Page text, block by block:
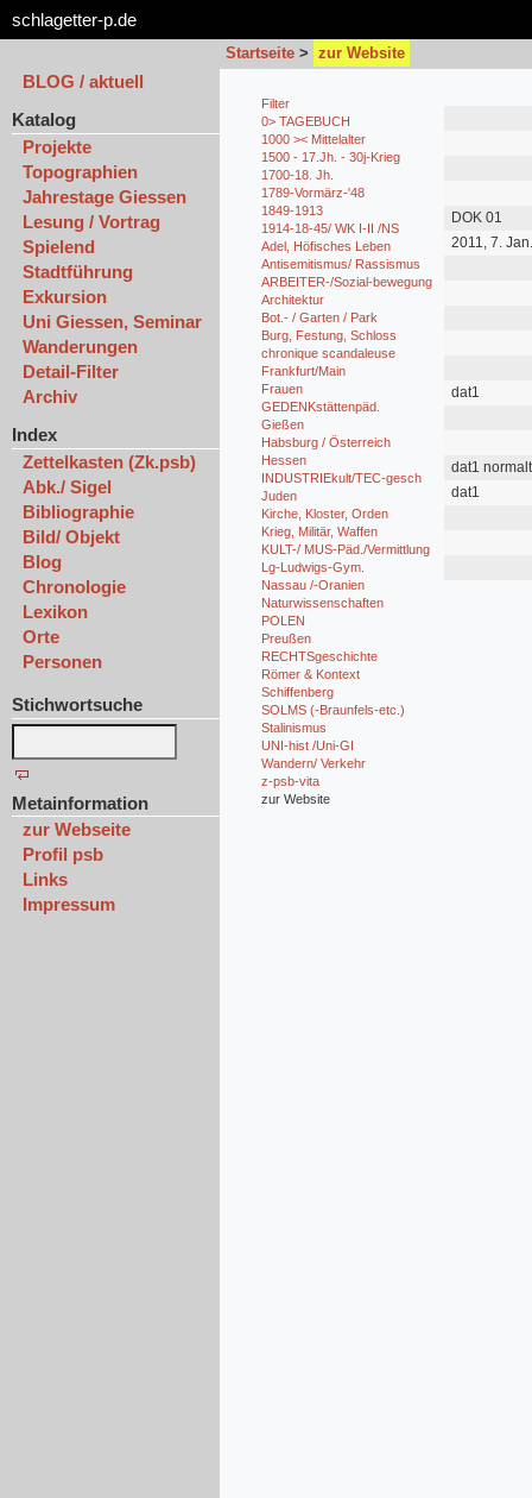
schlagetter-p.de
Startseite > zur Website
BLOG / aktuell
Katalog
Projekte
Topographien
Jahrestage Giessen
Lesung / Vortrag
Spielend
Stadtführung
Exkursion
Uni Giessen, Seminar
Wanderungen
Detail-Filter
Archiv
Index
Zettelkasten (Zk.psb)
Abk./ Sigel
Bibliographie
Bild/ Objekt
Blog
Chronologie
Lexikon
Orte
Personen
Stichwortsuche
Metainformation
zur Webseite
Profil psb
Links
Impressum
Filter
0> TAGEBUCH
1000 >< Mittelalter
1500 - 17.Jh. - 30j-Krieg
1700-18. Jh.
1789-Vormärz-'48
1849-1913
1914-18-45/ WK I-II /NS
Adel, Höfisches Leben
Antisemitismus/ Rassismus
ARBEITER-/Sozial-bewegung
Architektur
Bot.- / Garten / Park
Burg, Festung, Schloss
chronique scandaleuse
Frankfurt/Main
Frauen
GEDENKstättenpäd.
Gießen
Habsburg / Österreich
Hessen
INDUSTRIEkult/TEC-gesch
Juden
Kirche, Kloster, Orden
Krieg, Militär, Waffen
KULT-/ MUS-Päd./Vermittlung
Lg-Ludwigs-Gym.
Nassau /-Oranien
Naturwissenschaften
POLEN
Preußen
RECHTSgeschichte
Römer & Kontext
Schiffenberg
SOLMS (-Braunfels-etc.)
Stalinismus
UNI-hist /Uni-GI
Wandern/ Verkehr
z-psb-vita
zur Website
DOK 01
2011, 7.
dat1
dat1
dat1